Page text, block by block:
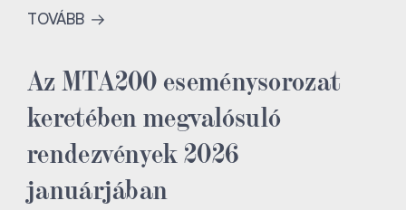
TOVÁBB
Az MTA200 eseménysorozat
keretében megvalósuló
rendezvények 2026
januárjában